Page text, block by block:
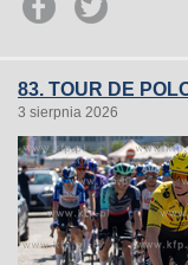
83. TOUR DE
3 sierpnia 2026